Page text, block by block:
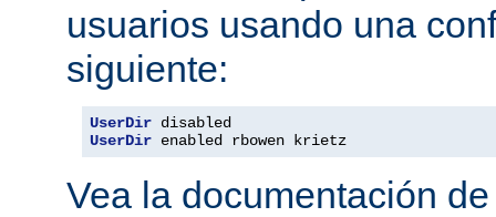
usuarios usando una
siguiente:
UserDir
UserDir enabled rbowen krietz
Vea la documentación